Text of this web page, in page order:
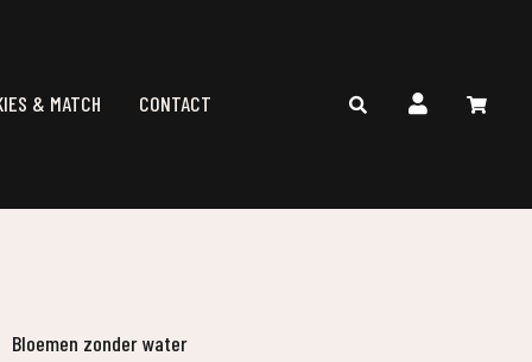
& MATCH CONTACT
Bloemen zonder water